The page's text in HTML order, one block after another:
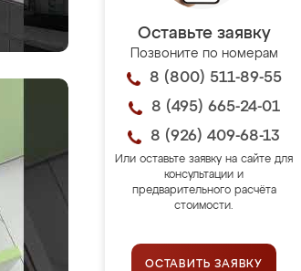
Оставьте заявку
Позвоните по номерам
8 (800) 511-89-55
8 (495) 665-24-01
8 (926) 409-68-13
Или оставьте заявку на сайте для
консультации и
предварительного расчёта
стоимости.
ОСТАВИТЬ ЗАЯВКУ